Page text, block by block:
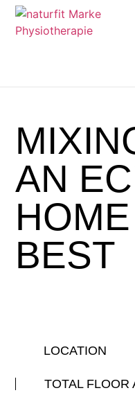
AN
BEST
LOCATION
TOTAL FLOOR